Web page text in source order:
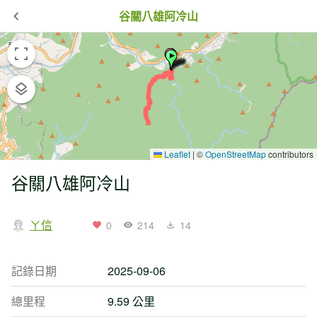
谷關八雄阿冷山
Leaflet | ©OpenStreetMapcontributors
谷關八雄阿冷山
ㄚ信 0 214 14
記錄日期
2025-09-06
總里程
9.59 公里